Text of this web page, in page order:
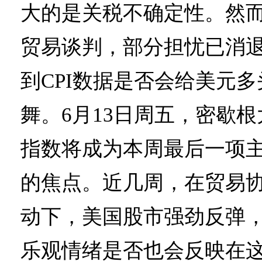
大的是关税不确定性。然
贸易谈判，部分担忧已消
到CPI数据是否会给美元
舞。6月13日周五，密歇
指数将成为本周最后一项
的焦点。近几周，在贸易
动下，美国股市强劲反弹
乐观情绪是否也会反映在